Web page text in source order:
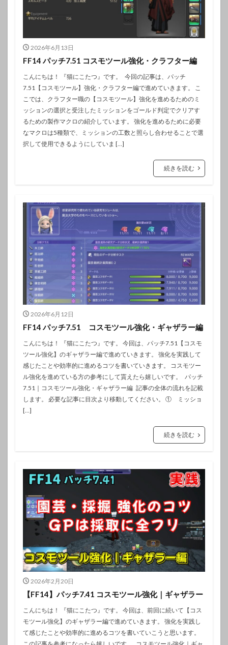
2026年6月13日
FF14 パッチ7.51 コスモツール強化・クラフター編
こんにちは！ 『猫にこたつ』です。 今回の記事は、パッチ
7.51【コスモツール】強化・クラフター編で進めていきます。 こ
こでは、クラフター職の【コスモツール】強化を進めるためのミ
ッションの選択と受注したミッションをゴールド判定でクリアす
るための製作マクロの紹介しています。 強化を進めるために必要
なマクロは5種類で、ミッションの工数と照らし合わせることで選
択して使用できるようにしていま […]
続きを読む
2026年6月12日
FF14 パッチ7.51 コスモツール強化・ギャザラー編
こんにちは！ 『猫にこたつ』です。 今回は、パッチ7.51【コスモ
ツール強化】のギャザラー編で進めていきます。 強化を実践して
感じたことや効率的に進めるコツを書いていきます。 コスモツー
ル強化を進めている方の参考にして貰えたら嬉しいです。 パッチ
7.51｜コスモツール強化・ギャザラー編 記事の全体の流れを記載
します。 必要な記事に目次より移動してください。 ① ミッショ
[…]
続きを読む
2026年2月20日
【FF14】パッチ7.41 コスモツール強化｜ギャザラー
こんにちは！ 『猫にこたつ』です。 今回は、前回に続いて【コス
モツール強化】のギャザラー編で進めていきます。 強化を実践し
て感じたことや効率的に進めるコツを書いていこうと思います。
この記事を参考になったら嬉しいです。 コスモツール強化｜ギャ